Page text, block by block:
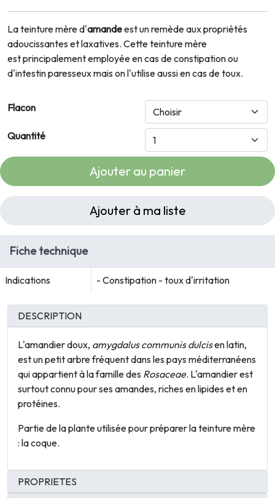
La teinture mère d'amandeest un remède aux propriétés
adoucissantes et laxatives. Cette teinture mère
est principalement employée en cas de constipation ou
d'intestin paresseux mais on l'utilise aussi en cas de toux.
Flacon
Quantité
Ajouter au panier
Ajouter à ma liste
Fiche technique
Indications - Constipation - toux d'irritation
DESCRIPTION
L'amandier doux, amygdalus communis dulcisen latin,
est un petit arbre fréquent dans les pays méditerranéens
qui appartient à la famille des Rosaceae. L'amandier est
surtout connu pour ses amandes, riches en lipides et en
protéines.
Partie de la plante utilisée pour préparer la teinture mère
: la coque.
PROPRIETES